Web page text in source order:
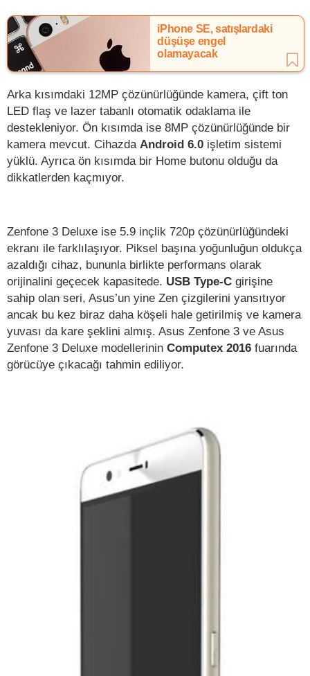
iPhone SE, satışlardaki
düşüşe engel
olamayacak
Arka kısımdaki 12MP çözünürlüğünde kamera, çift ton
LED flaş ve lazer tabanlı otomatik odaklama ile
destekleniyor. Ön kısımda ise 8MP çözünürlüğünde bir
kamera mevcut. Cihazda Android 6.0 işletim sistemi
yüklü. Ayrıca ön kısımda bir Home butonu olduğu da
dikkatlerden kaçmıyor.
Zenfone 3 Deluxe ise 5.9 inçlik 720p çözünürlüğündeki
ekranı ile farklılaşıyor. Piksel başına yoğunluğun oldukça
azaldığı cihaz, bununla birlikte performans olarak
orijinalini geçecek kapasitede. USB Type-C girişine
sahip olan seri, Asus’un yine Zen çizgilerini yansıtıyor
ancak bu kez biraz daha köşeli hale getirilmiş ve kamera
yuvası da kare şeklini almış. Asus Zenfone 3 ve Asus
Zenfone 3 Deluxe modellerinin Computex 2016 fuarında
görücüye çıkacağı tahmin ediliyor.